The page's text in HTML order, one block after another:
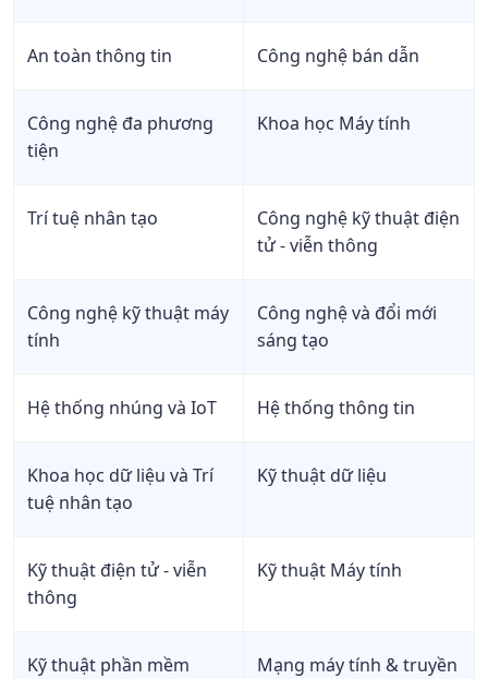
An toàn thông tin Công nghệ bán dẫn
Công nghệ đa phương
tiện
Khoa học Máy tính
Trí tuệ nhân tạo
Công nghệ kỹ thuật điện
tử - viễn thông
Công nghệ kỹ thuật máy
tính
Công nghệ và đổi mới
sáng tạo
Hệ thống nhúng và IoT Hệ thống thông tin
Khoa học dữ liệu và Trí
tuệ nhân tạo
Kỹ thuật dữ liệu
Kỹ thuật điện tử - viễn
thông
Kỹ thuật Máy tính
Kỹ thuật phần mềm
Mạng máy tính & truyền